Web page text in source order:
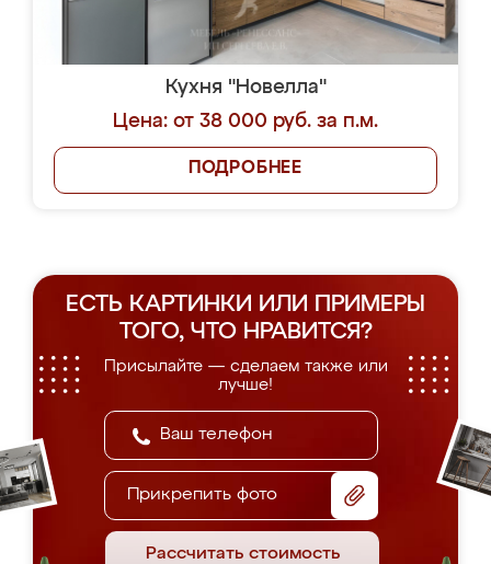
Кухня "Новелла"
Цена: от 38 000 руб. за п.м.
ПОДРОБНЕЕ
ЕСТЬ КАРТИНКИ ИЛИ ПРИМЕРЫ
ТОГО, ЧТО НРАВИТСЯ?
Присылайте — сделаем также или
лучше!
Прикрепить фото
Рассчитать стоимость